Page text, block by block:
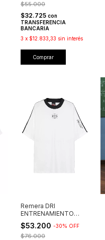
$55.000
$32.725 con
TRANSFERENCIA
BANCARIA
3 x $12.833,33 sin interés
Comprar
Remera DRI
ENTRENAMIENTO
blanco
$53.200 -30% OFF
$76.000